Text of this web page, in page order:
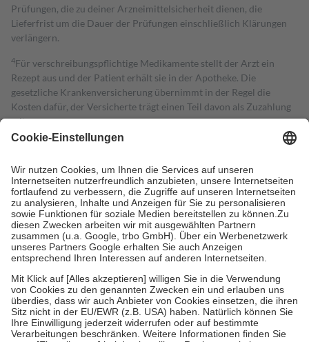
Prüfungen, die zu deiner Arzneimittelsicherheit dienen, die
Lieferfrist um die Dauer der Prüfungen einschließlich Klärungen
verlängern.
4Für verschreibungspflichtige Medikamente stellt der Arzt ein
Rezept aus und der Patient erhält sie in der Apotheke. Die
gesetzliche Krankenversicherung übernimmt in der Regel die
Kosten dafür, der Versicherte trägt einen Teil davon als Zuzahlung
mit.
Grundsätzlich leisten Mitglieder Zuzahlungen in Höhe von zehn
höchstens zehn Euro.
Es sind jedoch nie mehr als die tatsächlichen
Kosten der Leistung zu entrichten.
Diese Regeln gelten grundsätzlich auch für Online-Apotheken.
Bei Heilmitteln und häuslicher Krankenpflege beträgt die
Zuzahlung zehn Prozent der Kosten sowie zehn Euro je
Verordnung.
Um das Engagement der Versicherten für ihre eigene Gesundheit zu
stärken und die besondere Stellung der Familie zu unterstützen,
fallenkeine Zuzahlungenan bei:
• Kindern und Jugendlichen bis zum vollendeten 18. Lebensjahr
mit Ausnahme der Fahrkosten
• Untersuchungen zur Vorsorge und Früherkennung, die von der
GKV getragen werden